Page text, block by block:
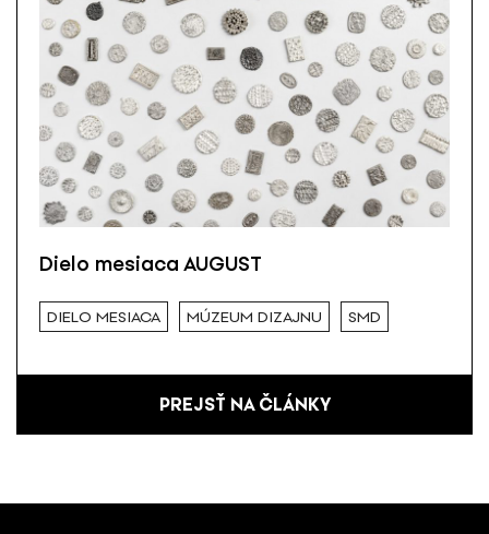
Dielo mesiaca AUGUST
DIELO MESIACA MÚZEUM DIZAJNU SMD
PREJSŤ NA ČLÁNKY